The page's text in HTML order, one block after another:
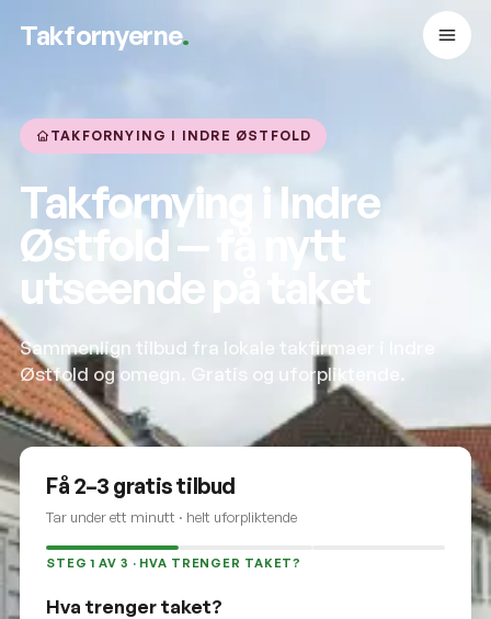
Takfornyerne.
TAKFORNYING I INDRE ØSTFOLD
Takfornying i Indre
Østfold — få nytt
utseende på taket
Sammenlign tilbud fra lokale takfirmaer i Indre
Østfold og omegn. Gratis og uforpliktende.
Få 2–3 gratis tilbud
Tar under ett minutt · helt uforpliktende
STEG 1 AV 3 · HVA TRENGER TAKET?
Hva trenger taket?